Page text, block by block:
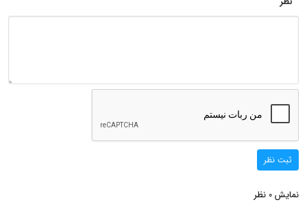
ثبت نظر
نمایش 0 نظر